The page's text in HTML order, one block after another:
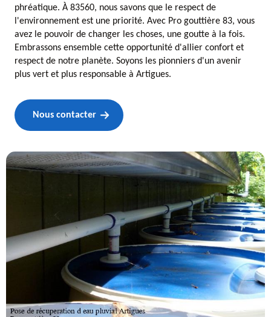
phréatique. À 83560, nous savons que le respect de
l'environnement est une priorité. Avec Pro gouttière 83, vous
avez le pouvoir de changer les choses, une goutte à la fois.
Embrassons ensemble cette opportunité d'allier confort et
respect de notre planète. Soyons les pionniers d'un avenir
plus vert et plus responsable à Artigues.
Nous contacter